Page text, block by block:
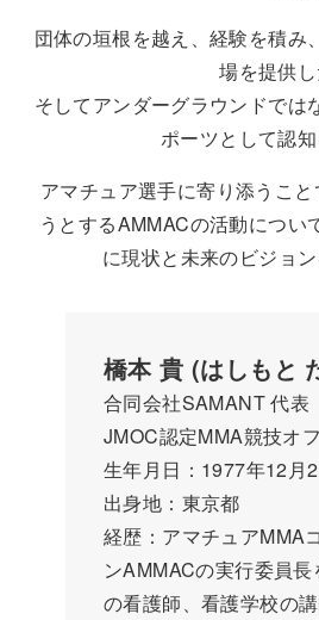
団体の垣根を越え、経験を積み
場を提供し
そしてアンダーグラウンドでは
ポーツとして認知
アマチュア選手に寄り添うこ
うとするAMMACの活動につ
に現状と未来のビジョン
橋本 貴 (はしもと
合同会社SAMANT 代表
JMOC認定MMA競技オ
生年月日：1977年12月
出身地：東京都
経歴：アマチュアMMA
ンAMMACの実行委員
の看護師、看護学校の